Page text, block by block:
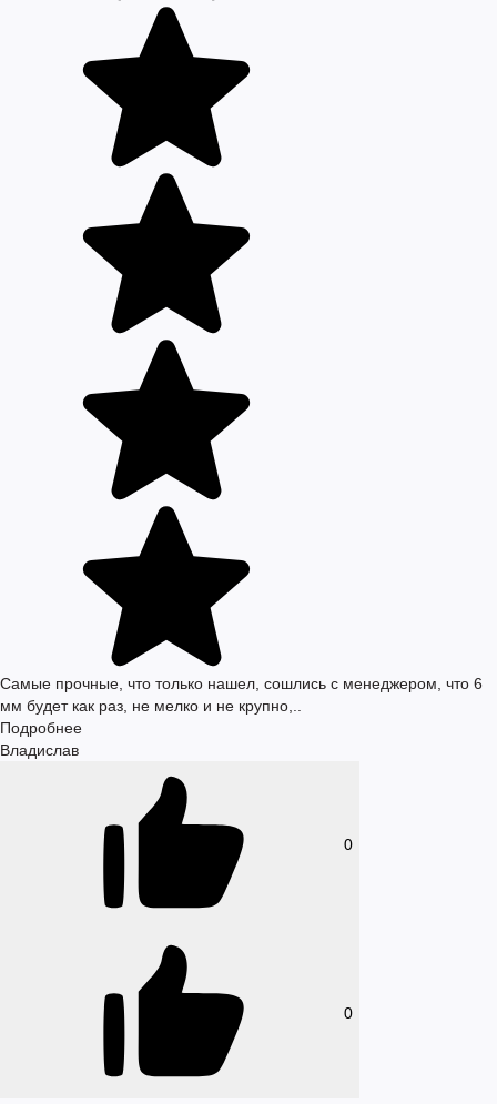
Самые прочные, что только нашел, сошлись с менеджером, что 6
мм будет как раз, не мелко и не крупно,..
Подробнее
Владислав
0
0